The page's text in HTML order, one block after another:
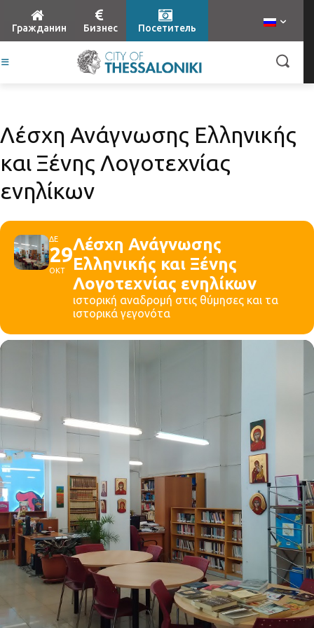
Гражданин Бизнес Посетитель
Λέσχη Ανάγνωσης Ελληνικής
και Ξένης Λογοτεχνίας
ενηλίκων
ΔΕ
29
ΟΚΤ
Λέσχη Ανάγνωσης
Ελληνικής και Ξένης
Λογοτεχνίας ενηλίκων
ιστορική αναδρομή στις θύμησες και τα
ιστορικά γεγονότα